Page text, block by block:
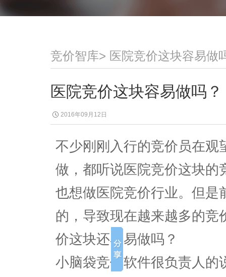
竞价智库> 医院竞价这块容易做
医院竞价这块容易做吗？
2016年09月12日
不少刚刚入行的竞价员在观
做，都听说医院竞价这块的
也想做医院竞价行业。但是
的，导致现在越来越多的
价这块还容易做吗？
小脑袋竞价软件很负责人的